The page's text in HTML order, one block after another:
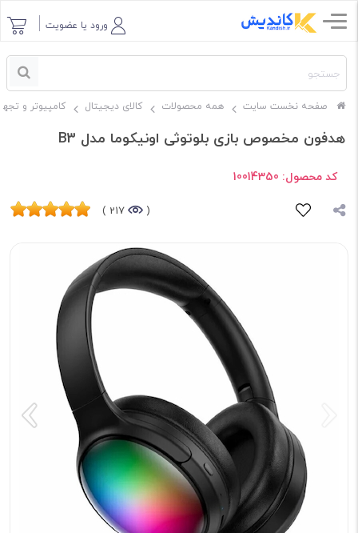
ورود یا عضویت
صفحه نخست سایت همه محصولات کالای دیجیتال کامپیوتر و
هدفون مخصوص بازی بلوتوثی اونیکوما مدل B3
کد محصول: 10014350
(
217 )